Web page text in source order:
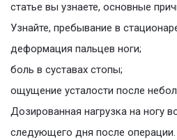
статье вы узнаете, основные
Узнайте, пребывание в
деформация пальцев ноги;
боль в суставах стопы;
ощущение усталости после
Дозированная нагрузка на ногу
следующего дня после операции.